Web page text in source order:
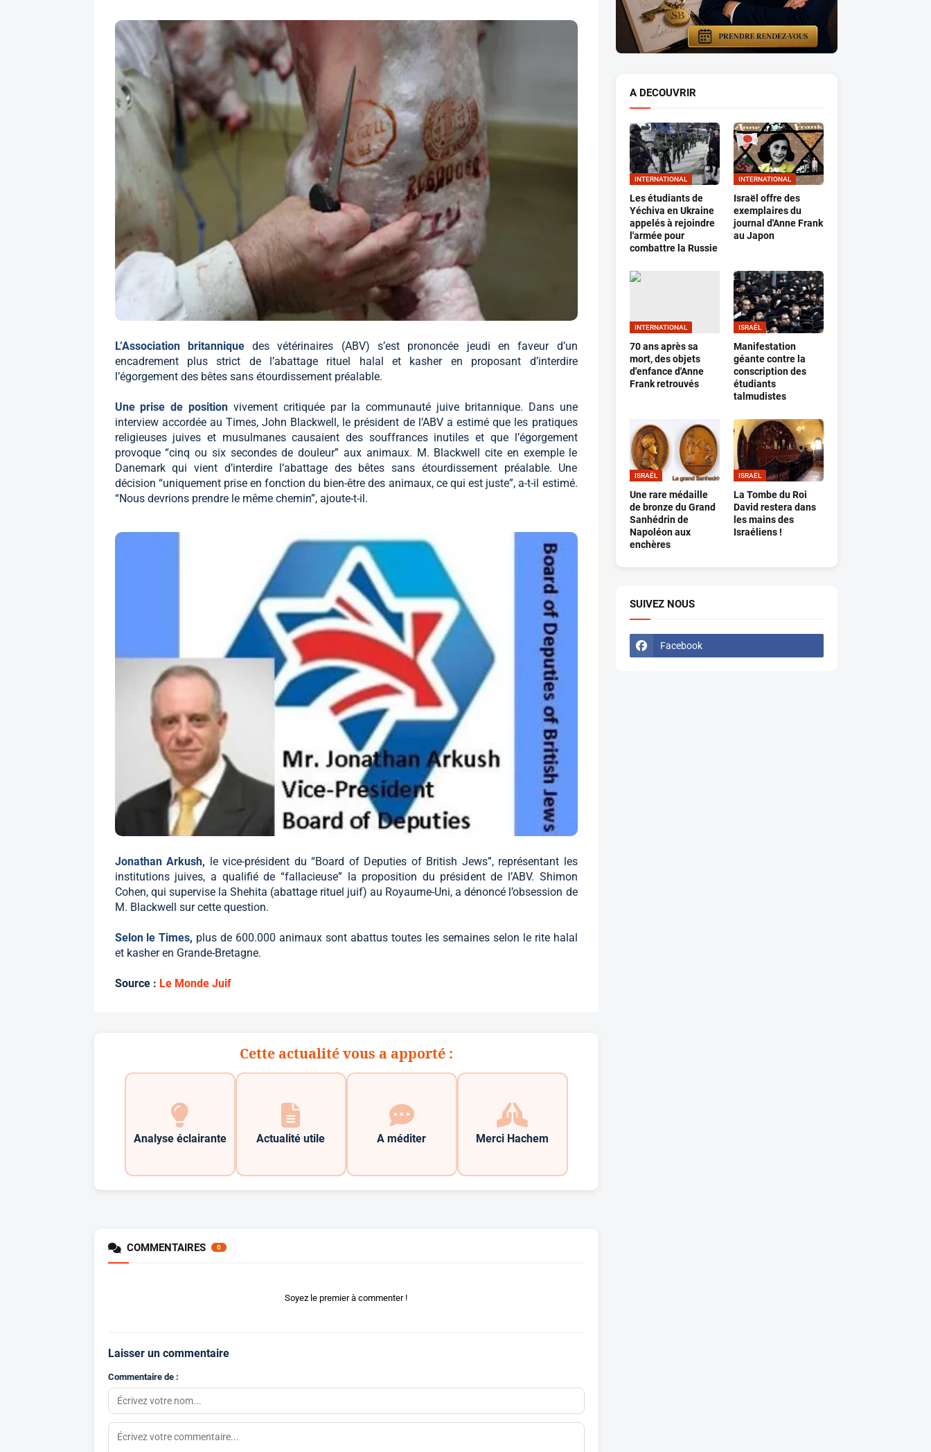
L’Association britanniquedes vétérinaires (ABV) s’est prononcée jeudi en faveur d’un
encadrement plus strict de l’abattage rituel halal et kasher en proposant d’interdire
l’égorgement des bêtes sans étourdissement préalable.
Une prise de position vivement critiquée par la communauté juive britannique. Dans une
interview accordée au Times, John Blackwell, le président de l’ABV a estimé que les pratiques
religieuses juives et musulmanes causaient des souffrances inutiles et que l’égorgement
provoque “cinq ou six secondes de douleur” aux animaux. M. Blackwell cite en exemple le
Danemark qui vient d’interdire l’abattage des bêtes sans étourdissement préalable. Une
décision “uniquement prise en fonction du bien-être des animaux, ce qui est juste”, a-t-il estimé.
“Nous devrions prendre le même chemin”, ajoute-t-il.
Jonathan Arkush, le vice-président du “Board of Deputies of British Jews”, représentant les
institutions juives, a qualifié de “fallacieuse” la proposition du président de l’ABV. Shimon
Cohen, qui supervise la Shehita (abattage rituel juif) au Royaume-Uni, a dénoncé l’obsession de
M. Blackwell sur cette question.
Selon le Times, plus de 600.000 animaux sont abattus toutes les semaines selon le rite halal
et kasher en Grande-Bretagne.
Source : Le Monde Juif
Cette actualité vous a apporté :
Analyse éclairante Actualité utile A méditer Merci Hachem
COMMENTAIRES 0
Soyez le premier à commenter !
Laisser un commentaire
Commentaire de :
A DECOUVRIR
INTERNATIONAL
Les étudiants de
Yéchiva en Ukraine
appelés à rejoindre
l'armée pour
combattre la Russie
INTERNATIONAL
Israël offre des
exemplaires du
journal d'Anne Frank
au Japon
INTERNATIONAL
70 ans après sa
mort, des objets
d'enfance d'Anne
Frank retrouvés
ISRAËL
Manifestation
géante contre la
conscription des
étudiants
talmudistes
ISRAËL
Une rare médaille
de bronze du Grand
Sanhédrin de
Napoléon aux
enchères
ISRAËL
La Tombe du Roi
David restera dans
les mains des
Israéliens !
SUIVEZ NOUS
Facebook